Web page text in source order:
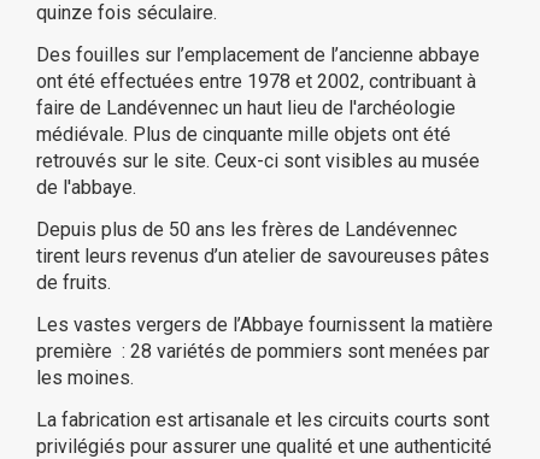
quinze fois séculaire.
Des fouilles sur l’emplacement de l’ancienne abbaye
ont été effectuées entre 1978 et 2002, contribuant à
faire de Landévennec un haut lieu de l'archéologie
médiévale. Plus de cinquante mille objets ont été
retrouvés sur le site. Ceux-ci sont visibles au musée
de l'abbaye.
Depuis plus de 50 ans les frères de Landévennec
tirent leurs revenus d’un atelier de savoureuses pâtes
de fruits.
Les vastes vergers de l’Abbaye fournissent la matière
première : 28 variétés de pommiers sont menées par
les moines.
La fabrication est artisanale et les circuits courts sont
privilégiés pour assurer une qualité et une authenticité